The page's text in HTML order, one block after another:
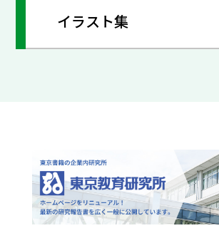
イラスト集